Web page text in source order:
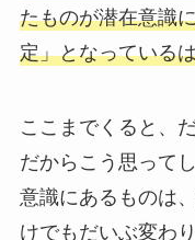
たものが潜在意識
定」となっている
ここまでくると、
だからこう思って
意識にあるものは
けでもだいぶ変わり